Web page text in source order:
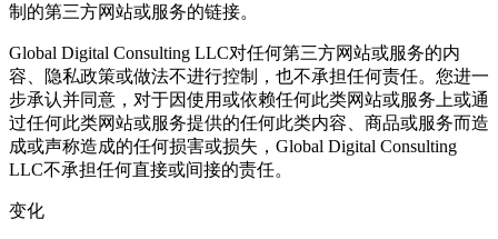
制的第三方网站或服务的链接。
Global Digital Consulting LLC对任何第三方网站或服务的内
容、隐私政策或做法不进行控制，也不承担任何责任。您进一
步承认并同意，对于因使用或依赖任何此类网站或服务上或通
过任何此类网站或服务提供的任何此类内容、商品或服务而造
成或声称造成的任何损害或损失，Global Digital Consulting
LLC不承担任何直接或间接的责任。
变化